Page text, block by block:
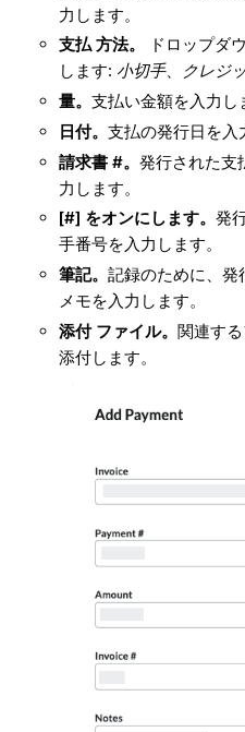
力します。
支払方法。
ドロップダ
します: 小切手、 クレジ
量。 支払い金額を入力し
日付。 支払の発行日を入
請求書 #。 発行された支
力します。
[#] をオンにします。 発
手番号を入力します。
筆記。 記録のために、発
メモを入力します。
添付 ファイル。 関連す
添付します。